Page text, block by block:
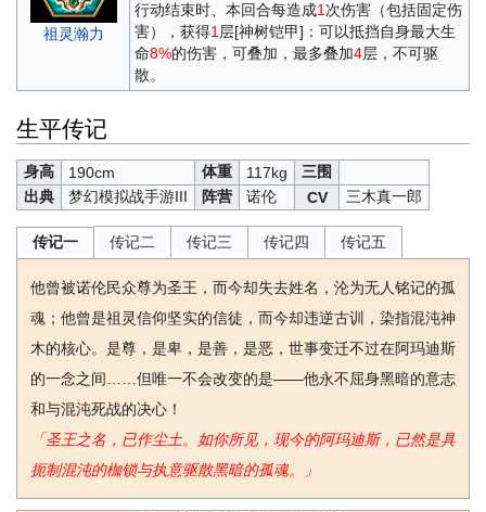
祖灵瀚力
行动结束时、本回合每造成1 次伤害（包括固定伤
害），获得1 层[神树铠甲]：可以抵挡自身最大生
命8%的伤害，可叠加，最多叠加4层，不可驱
散。
生平传记
身高 190cm 体重 117kg
三围
出典
梦幻模拟战手游III 阵营 诺伦 CV 三木真一郎
传记一 传记二 传记三 传记四 传记五
他曾被诺伦民众尊为圣王，而今却失去姓名，沦为无人铭记的孤
魂；他曾是祖灵信仰坚实的信徒，而今却违逆古训，染指混沌神
木的核心。是尊，是卑，是善，是恶，世事变迁不过在阿玛迪斯
的一念之间……但唯一不会改变的是——他永不屈身黑暗的意志
和与混沌死战的决心！
「圣王之名，已作尘土。如你所见，现今的阿玛迪斯，已然是具
扼制混沌的枷锁与执意驱散黑暗的孤魂。」